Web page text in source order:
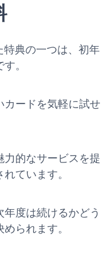
特典の一つは、初年
。
カードを気軽に試せ
力的なサービスを提
ています。
年度は続けるかどう
られます。